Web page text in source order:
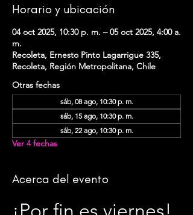
Horario y ubicación
04 oct 2025, 10:30 p. m. – 05 oct 2025, 4:00 a.
m.
Recoleta, Ernesto Pinto Lagarrigue 335,
Recoleta, Región Metropolitana, Chile
Otras fechas
sáb, 08 ago, 10:30 p. m.
sáb, 15 ago, 10:30 p. m.
sáb, 22 ago, 10:30 p. m.
Ver 4 fechas
Acerca del evento